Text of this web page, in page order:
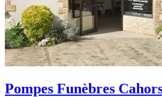
Pompes Funèbres